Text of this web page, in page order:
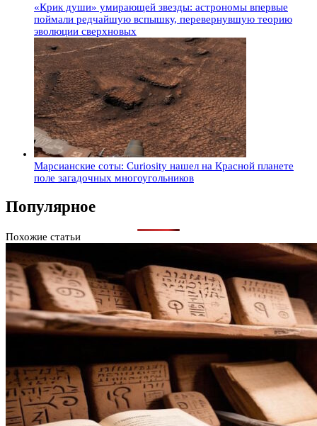
«Крик души» умирающей звезды: астрономы впервые
поймали редчайшую вспышку, перевернувшую теорию
эволюции сверхновых
Марсианские соты: Curiosity нашел на Красной планете
поле загадочных многоугольников
Популярное
Похожие статьи